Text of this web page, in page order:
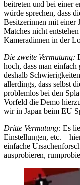
beitreten und bei einer
würde sprechen, dass
Besitzerinnen mit einer
Matches nicht
Kameradinnen in der
Die zweite Vermutung:
hoch, dass man
deshalb
allerdings, dass selbst
problemlos bei den
Vorfeld die Demo
wir in Japan beim EU
Dritte Vermutung: Es
Einstellungen, etc. –
einfache
ausprobieren,